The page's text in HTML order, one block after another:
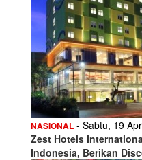
NASIONAL - Sabtu, 19
Zest Hotels
Indonesia, Berikan